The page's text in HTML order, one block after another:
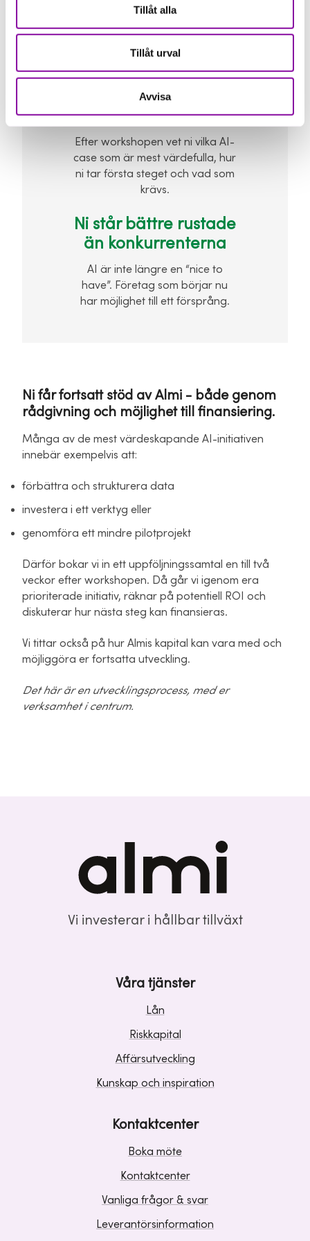
Tillåt alla
Tillåt urval
Avvisa
Fokus ligger på era utmaningar
& möjligheter. AI blir ett verktyg
för att frigöra tid, höja kvalité
Ni får en konkret plan
att följa
Efter workshopen vet ni vilka AI-
case som är mest värdefulla, hur
ni tar första steget och vad som
krävs.
Ni står bättre rustade
än konkurrenterna
AI är inte längre en “nice to
have”. Företag som börjar nu
har möjlighet till ett försprång.
Ni får fortsatt stöd av Almi - både genom
rådgivning och möjlighet till finansiering.
Många av de mest värdeskapande AI-initiativen
innebär exempelvis att:
förbättra och strukturera data
investera i ett verktyg eller
genomföra ett mindre pilotprojekt
Därför bokar vi in ett uppföljningssamtal en till två
veckor efter workshopen. Då går vi igenom era
prioriterade initiativ, räknar på potentiell ROI och
diskuterar hur nästa steg kan finansieras.
Vi tittar också på hur Almis kapital kan vara med och
möjliggöra er fortsatta utveckling.
Det här är en utvecklingsprocess, med er
verksamhet i centrum.
Vi investerar i hållbar tillväxt
Våra tjänster
Lån
Riskkapital
Affärsutveckling
Kunskap och inspiration
Kontaktcenter
Boka möte
Kontaktcenter
Vanliga frågor & svar
Leverantörsinformation